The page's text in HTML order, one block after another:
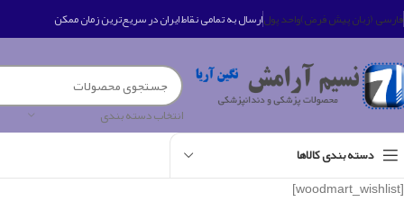
فارسی (زبان پیش فرض)واحد پولارسال به تمامی نقاط ایران در سریع‌ترین زمان ممکن
انتخاب دسته بندی
دسته بندی کالاها
[woodmart_wishlist]